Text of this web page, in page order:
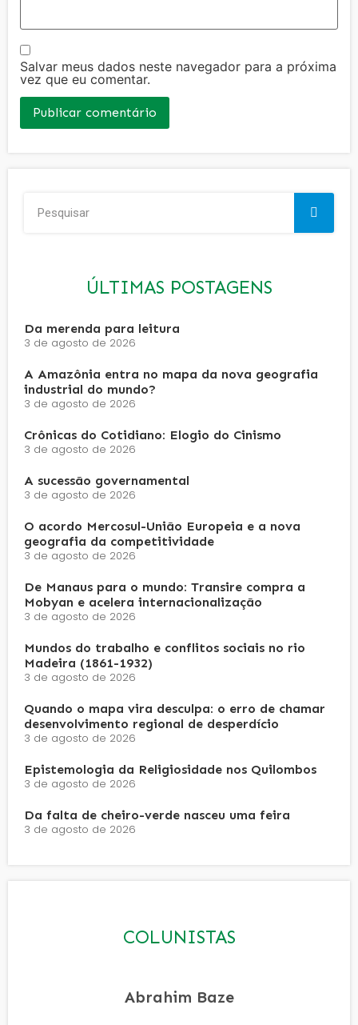
Salvar meus dados neste navegador para a próxima
vez que eu comentar.
ÚLTIMAS POSTAGENS
Da merenda para leitura
3 de agosto de 2026
A Amazônia entra no mapa da nova geografia
industrial do mundo?
3 de agosto de 2026
Crônicas do Cotidiano: Elogio do Cinismo
3 de agosto de 2026
A sucessão governamental
3 de agosto de 2026
O acordo Mercosul-União Europeia e a nova
geografia da competitividade
3 de agosto de 2026
De Manaus para o mundo: Transire compra a
Mobyan e acelera internacionalização
3 de agosto de 2026
Mundos do trabalho e conflitos sociais no rio
Madeira (1861-1932)
3 de agosto de 2026
Quando o mapa vira desculpa: o erro de chamar
desenvolvimento regional de desperdício
3 de agosto de 2026
Epistemologia da Religiosidade nos Quilombos
3 de agosto de 2026
Da falta de cheiro-verde nasceu uma feira
3 de agosto de 2026
COLUNISTAS
Abrahim Baze